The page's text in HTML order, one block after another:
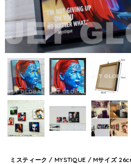
ミスティーク / MYSTIQUE / Mサイズ